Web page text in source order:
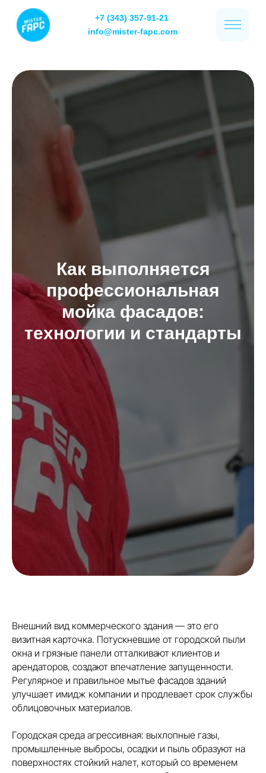
info@mister-fapc.com
Как выполняется
профессиональная
мойка фасадов:
технологии и стандарты
Внешний вид коммерческого здания — это его
визитная карточка. Потускневшие от городской пыли
окна и грязные панели отталкивают клиентов и
арендаторов, создают впечатление запущенности.
Регулярное и правильное мытье фасадов зданий
улучшает имидж компании и продлевает срок службы
облицовочных материалов.
Городская среда агрессивная: выхлопные газы,
промышленные выбросы, осадки и пыль образуют на
поверхностях стойкий налет, который со временем